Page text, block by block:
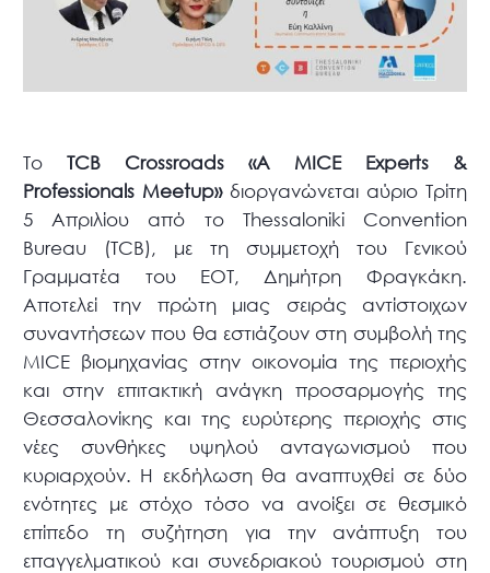
Το TCB Crossroads «Α MICE Experts &
Professionals Meetup» διοργανώνεται αύριο Τρίτη
5 Απριλίου από το Thessaloniki Convention
Bureau (TCB), με τη συμμετοχή του Γενικού
Γραμματέα του ΕΟΤ, Δημήτρη Φραγκάκη.
Αποτελεί την πρώτη μιας σειράς αντίστοιχων
συναντήσεων που θα εστιάζουν στη συμβολή της
MICE βιομηχανίας στην οικονομία της περιοχής
και στην επιτακτική ανάγκη προσαρμογής της
Θεσσαλονίκης και της ευρύτερης περιοχής στις
νέες συνθήκες υψηλού ανταγωνισμού που
κυριαρχούν. Η εκδήλωση θα αναπτυχθεί σε δύο
ενότητες με στόχο τόσο να ανοίξει σε θεσμικό
επίπεδο τη συζήτηση για την ανάπτυξη του
επαγγελματικού και συνεδριακού τουρισμού στη